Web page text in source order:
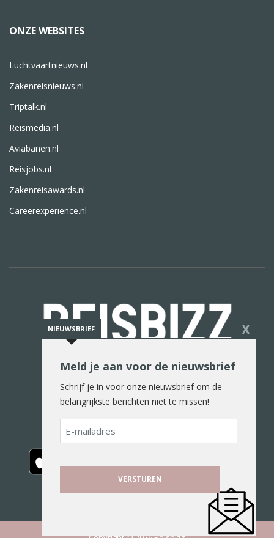
ONZE WEBSITES
Luchtvaartnieuws.nl
Zakenreisnieuws.nl
Triptalk.nl
Reismedia.nl
Aviabanen.nl
Reisjobs.nl
Zakenreisawards.nl
Careerexperience.nl
De reiswereld in woord en beeld
NIEUWSBRIEF X
Meld je aan voor de nieuwsbrief
Schrijf je in voor onze nieuwsbrief om de
belangrijkste berichten niet te missen!
E-
mailadres